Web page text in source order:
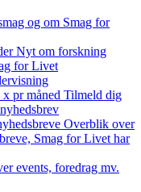
og om Smag for
Nyt om forskning
for Livet
pr måned Tilmeld dig
Overblik over
Smag for Livet har
events, foredrag mv.